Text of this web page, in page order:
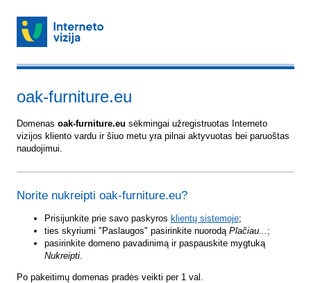
oak-furniture.eu
Domenas oak-furniture.eu sėkmingai užregistruotas Interneto
vizijos kliento vardu ir šiuo metu yra pilnai aktyvuotas bei paruoštas
naudojimui.
Norite nukreipti oak-furniture.eu?
Prisijunkite prie savo paskyros klientų sistemoje;
ties skyriumi "Paslaugos" pasirinkite nuorodą Plačiau... ;
pasirinkite domeno pavadinimą ir paspauskite mygtuką
Nukreipti.
Po pakeitimų domenas pradės veikti per 1 val.